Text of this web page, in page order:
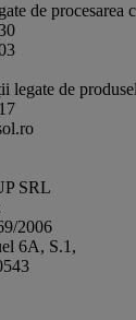
de procesarea
legate de
SRL
2006
6A, S.1,